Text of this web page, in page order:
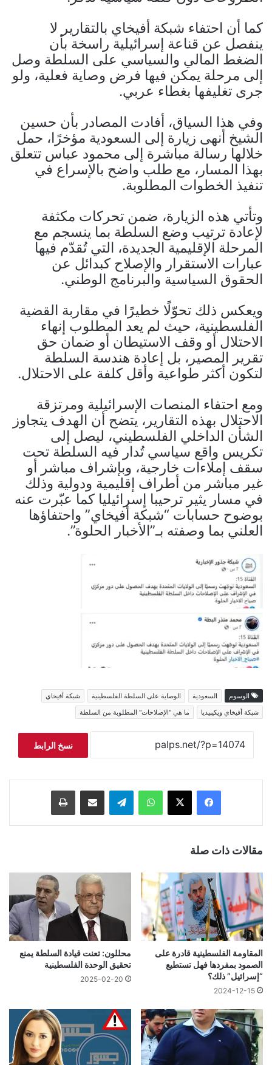
كما أن احتفاء شبكة أفيخاي بالتقارير لا
ينفصل عن قناعة إسرائيلية راسخة بأن
الضغط المالي والسياسي على السلطة وصل
إلى مرحلة يمكن فيها فرض وصاية فعلية، ولو
جرى تغليفها بغطاء عربي.
وفي هذا السياق، أفادت المصادر بأن حسين
الشيخ أنهى زيارة إلى السعودية مؤخرًا، حمل
خلالها رسالة مباشرة إلى محمود عباس تتعلق
بهذا المسار، مع طلب واضح بالإسراع في
تنفيذ الخطوات المطلوبة.
وتأتي هذه الزيارة، ضمن تحركات مكثفة
لإعادة ترتيب وضع السلطة بما ينسجم مع
المرحلة الإقليمية الجديدة، التي تُقدّم فيها
عبارات الاستقرار والإصلاح كبدائل عن
الحقوق السياسية والبرنامج الوطني.
ويعكس ذلك تحوّلًا خطيرًا في مقاربة القضية
الفلسطينية، حيث لم يعد المطلوب إنهاء
الاحتلال أو وقف الاستيطان أو ضمان حق
تقرير المصير، بل إعادة هندسة السلطة
لتكون أكثر طواعية وأقل كلفة على الاحتلال.
ومع احتفاء المنصات الإسرائيلية ومرتزقة
الاحتلال بهذه التقارير، يتضح أن الهدف يتجاوز
الشأن الداخلي الفلسطيني، ليصل إلى
تكريس واقع سياسي تُدار فيه السلطة تحت
سقف إملاءات خارجية، وبإشراف مباشر أو
غير مباشر من أطراف إقليمية ودولية وذلك
في مسار يثير ترحيبا إسرائيليا كما عبّرت عنه
بوضوح حسابات “شبكة أفيخاي” واحتفاؤها
العلني بما وصفته بـ”الأخبار الحلوة”.
الوسوم السعودية الوصاية على السلطة الفلسطينية
شبكة أفيخاي
شبكة أفيخاي ويكيبيديا
ما هي "الإصلاحات" المطلوبة من السلطة
نسخ الرابط
فيسبوك ‫X واتساب تيلقرام مشاركة عبر البريد طباعة
مقالات ذات صلة
المقاومة الفلسطينية قادرة على
الصمود بمفردها فهل تستطيع
“إسرائيل” ذلك؟
2024-12-15
محللون: تعنت قيادة السلطة يمنع
تحقيق الوحدة الفلسطينية
2025-02-20